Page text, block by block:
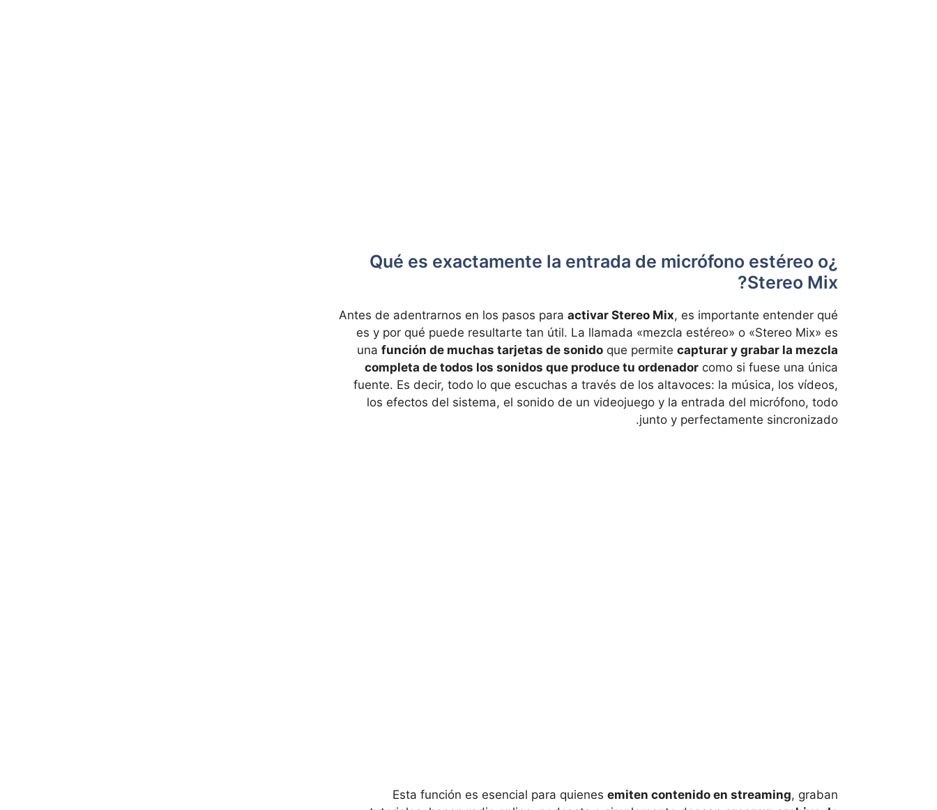
¿Qué es exactamente la entrada de micrófono estéreo o
Stereo Mix?
Antes de adentrarnos en los pasos para activar Stereo Mix, es importante entender qué
es y por qué puede resultarte tan útil. La llamada «mezcla estéreo» o «Stereo Mix» es
una función de muchas tarjetas de sonido que permite capturar y grabar la mezcla
completa de todos los sonidos que produce tu ordenador como si fuese una única
fuente. Es decir, todo lo que escuchas a través de los altavoces: la música, los vídeos,
los efectos del sistema, el sonido de un videojuego y la entrada del micrófono, todo
junto y perfectamente sincronizado.
Esta función es esencial para quienes emiten contenido en streaming, graban